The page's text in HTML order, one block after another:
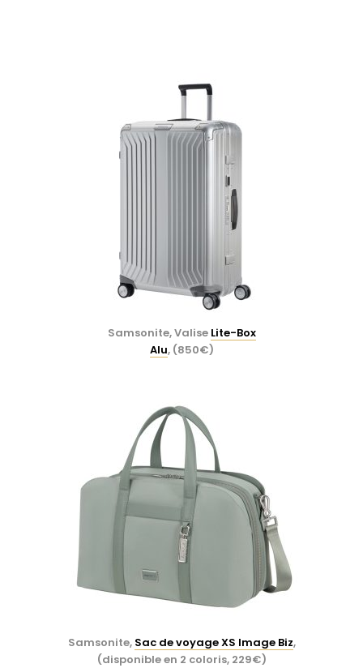
Samsonite, Valise Lite-Box
Alu, (850€)
Samsonite, Sac de voyage XS Image Biz,
(disponible en 2 coloris, 229€)